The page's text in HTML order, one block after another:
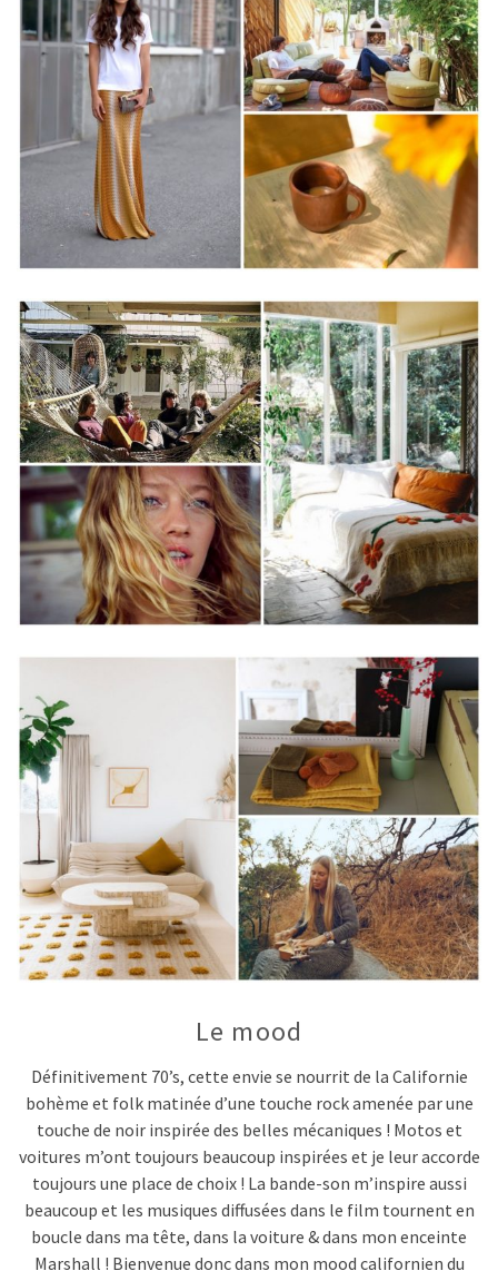
Le mood
Définitivement 70’s, cette envie se nourrit de la Californie
bohème et folk matinée d’une touche rock amenée par une
touche de noir inspirée des belles mécaniques ! Motos et
voitures m’ont toujours beaucoup inspirées et je leur accorde
toujours une place de choix ! La bande-son m’inspire aussi
beaucoup et les musiques diffusées dans le film tournent en
boucle dans ma tête, dans la voiture & dans mon enceinte
Marshall ! Bienvenue donc dans mon mood californien du